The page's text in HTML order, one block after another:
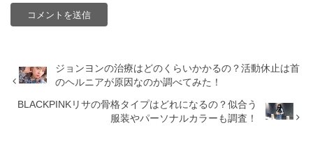
ジョンヨンの治療はどのくらいかかるの？活動休止は首
のヘルニアが原因なのか調べてみた！
BLACKPINKリサの骨格タイプはどれになるの？似合う
服装やパーソナルカラーも調査！